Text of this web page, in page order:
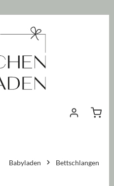
Babyladen Bettschlangen